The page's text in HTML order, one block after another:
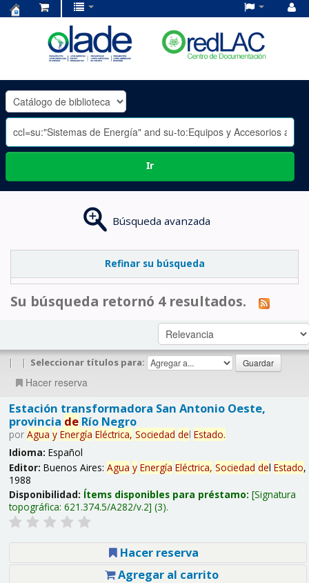
OLADE
-
Ir
Búsqueda avanzada
Refinar su búsqueda
Su búsqueda retornó 4 resultados.
| | Seleccionar títulos para:
Hacer reserva
Estación transformadora San Antonio Oeste,
provincia deRío Negro
por Agua y Energía Eléctrica, Sociedad del Estado.
Idioma: Español
Editor: Buenos Aires: Agua y Energía Eléctrica, Sociedad del Estado,
1988
Disponibilidad: Ítems disponibles para préstamo: Signatura
topográfica: 621.374.5/A282/v.2 (3).
Hacer reserva
Agregar al carrito